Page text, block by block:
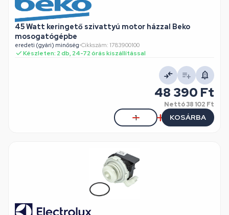
45 Watt keringető szivattyú motor házzal Beko
mosogatógépbe
eredeti (gyári) minőség•Cikkszám: 1783900100
Készleten: 2 db, 24-72 órás kiszállítással
48 390 Ft
Nettó38 102 Ft
KOSÁRBA